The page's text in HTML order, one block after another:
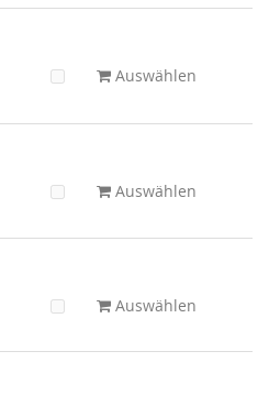
Auswählen
Auswählen
Auswählen